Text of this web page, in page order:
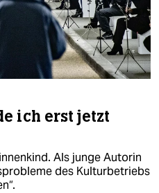
ich erst jetzt
Als junge Autorin
des Kulturbetriebs